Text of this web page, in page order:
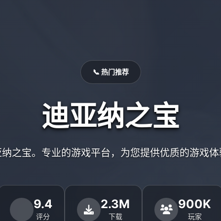
📞 热门推荐
迪亚纳之宝
之宝。专业的游戏平台，为您提供优质的游戏
9.4
评分
2.3M
下载
900K
玩家